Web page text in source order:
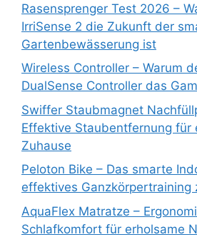
Rasensprenger Test 2026 –
IrriSense 2 die Zukunft der
Gartenbewässerung ist
Wireless Controller – Warum
DualSense Controller das
Swiffer Staubmagnet
Effektive Staubentfernung für
Zuhause
Peloton Bike – Das smarte
effektives Ganzkörpertraining
AquaFlex Matratze –
Schlafkomfort für erholsame